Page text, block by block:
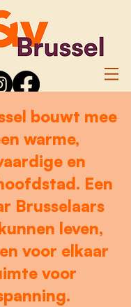
bouwt mee
warme,
en
Een
Brusselaars
leven,
voor elkaar
voor